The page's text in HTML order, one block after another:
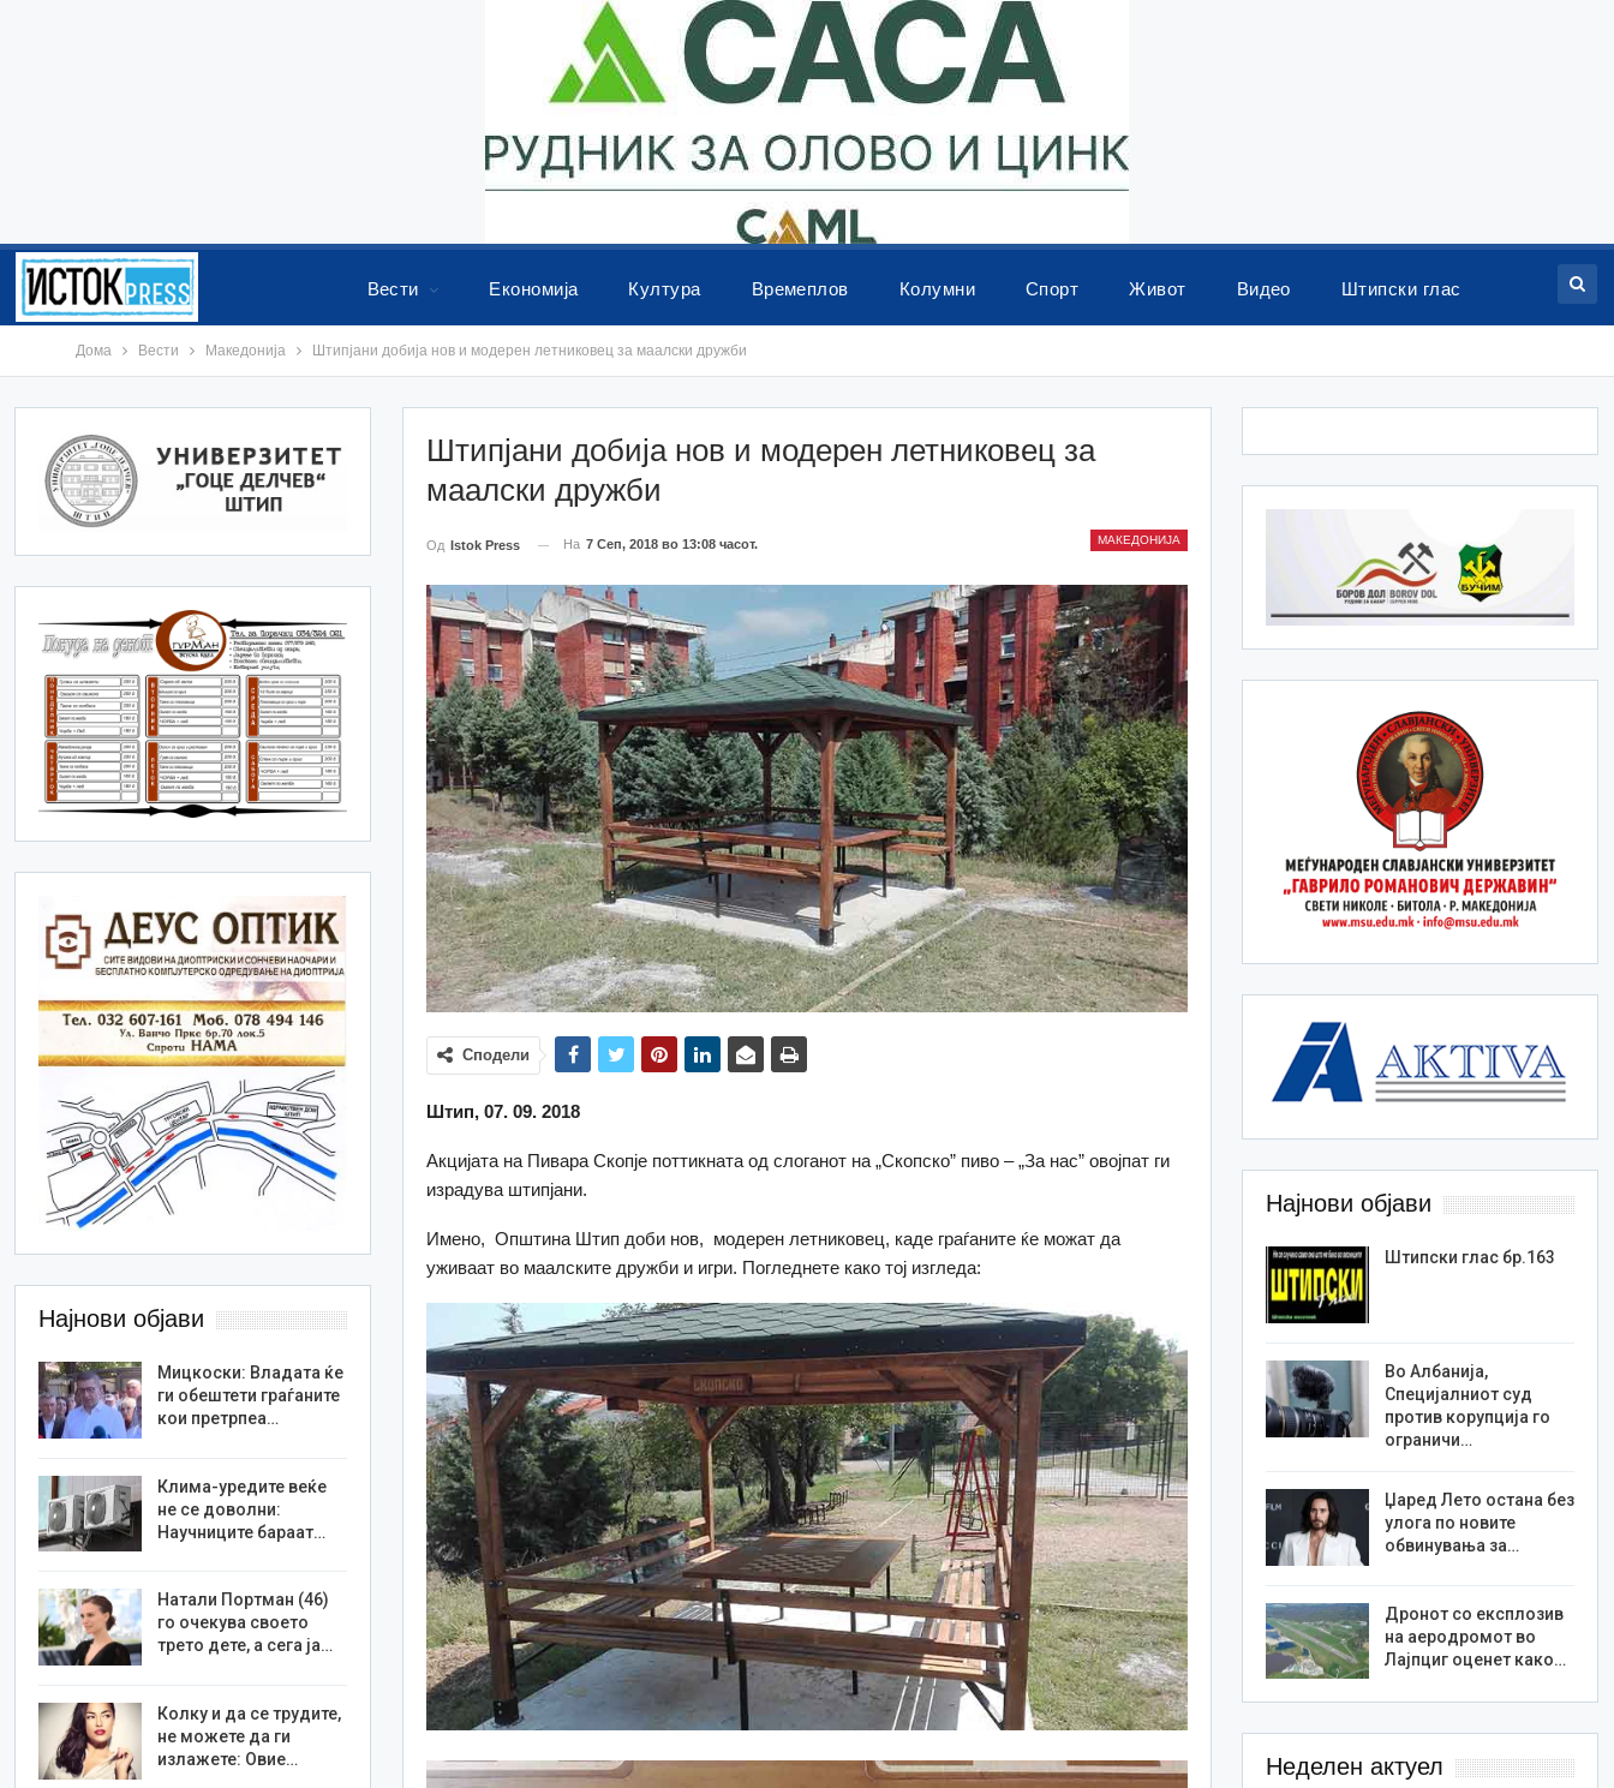
Вести Економија Култура Времеплов Колумни Спорт Живот Видео Штипски глас
Дома Вести Македонија Штипјани добија нов и модерен летниковец за маалски дружби
Штипјани добија нов и модерен летниковец за
маалски дружби
МАКЕДОНИЈА
Од Istok Press На 7 Сеп, 2018 во 13:08 часот.
Сподели
Штип, 07. 09. 2018
Акцијата на Пивара Скопје поттикната од слоганот на „Скопско” пиво – „За нас” овојпат ги
израдува штипјани.
Имено, Општина Штип доби нов, модерен летниковец, каде граѓаните ќе можат да
уживаат во маалските дружби и игри. Погледнете како тој изгледа:
Најнови објави
Штипски глас бр.163
Во Албанија,
Специјалниот суд
против корупција го
ограничи…
Џаред Лето остана без
улога по новите
обвинувања за…
Дронот со експлозив
на аеродромот во
Лајпциг оценет како…
Неделен актуел
Најнови објави
Мицкоски: Владата ќе
ги обештети граѓаните
кои претрпеа…
Клима-уредите веќе
не се доволни:
Научниците бараат…
Натали Портман (46)
го очекува своето
трето дете, а сега ја…
Колку и да се трудите,
не можете да ги
излажете: Овие…